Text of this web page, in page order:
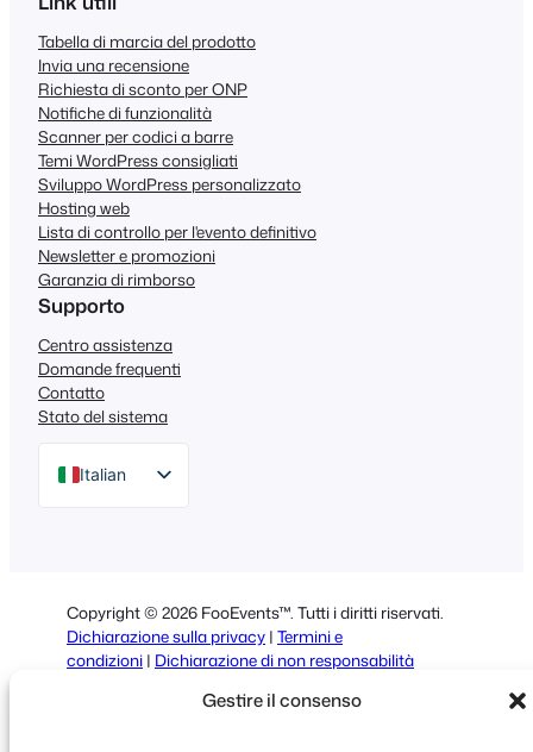
Gestire il consenso
Tabella di marcia del prodotto
Invia una recensione
Richiesta di sconto per ONP
Notifiche di funzionalità
Scanner per codici a barre
Temi WordPress consigliati
Sviluppo WordPress personalizzato
Hosting web
Lista di controllo per l'evento definitivo
Newsletter e promozioni
Garanzia di rimborso
Supporto
Centro assistenza
Domande frequenti
Contatto
Stato del sistema
Italian
English
Spanish
Portuguese
Copyright © 2026 FooEvents™. Tutti i diritti riservati.
Dichiarazione sulla privacy | Termini e
condizioni | Dichiarazione di non responsabilità